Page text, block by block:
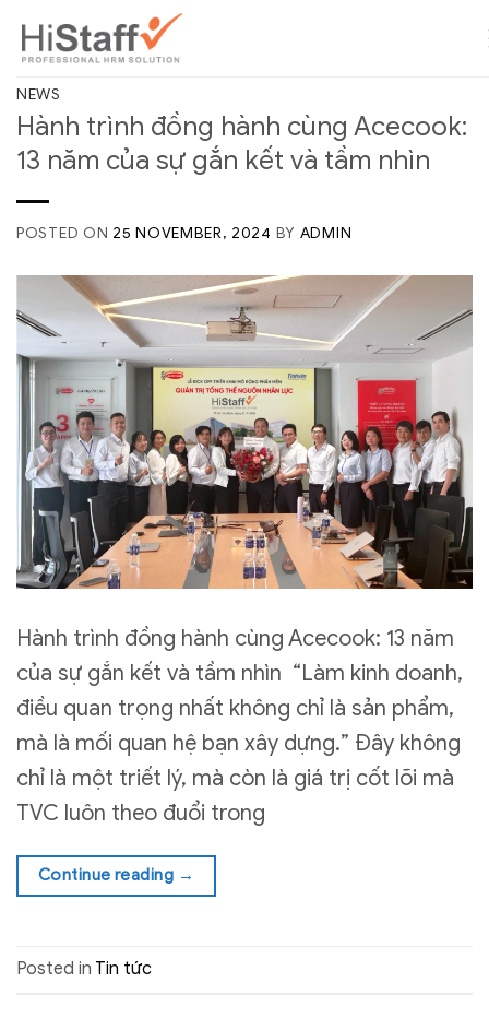
NEWS
Hành trình đồng hành cùng Acecook:
13 năm của sự gắn kết và tầm nhìn
POSTED ON 25 NOVEMBER, 2024 BY ADMIN
Hành trình đồng hành cùng Acecook: 13 năm
của sự gắn kết và tầm nhìn “Làm kinh doanh,
điều quan trọng nhất không chỉ là sản phẩm,
mà là mối quan hệ bạn xây dựng.” Đây không
chỉ là một triết lý, mà còn là giá trị cốt lõi mà
TVC luôn theo đuổi trong
Continue reading →
Posted in Tin tức